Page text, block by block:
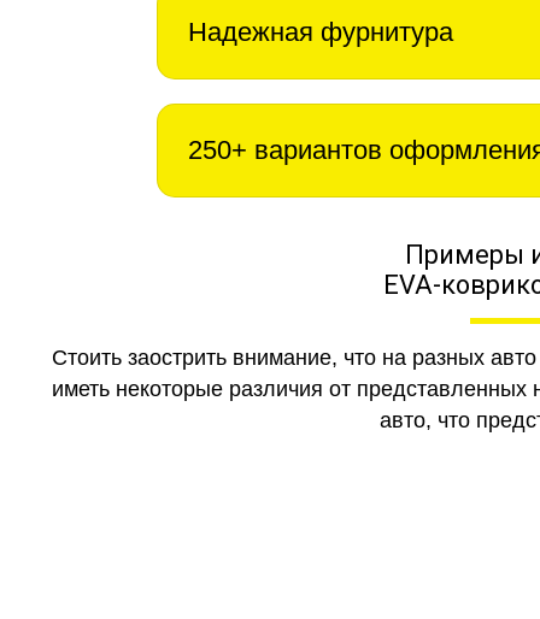
Надежная фурнитура
250+ вариантов
Примеры
EVA-
Стоить заострить внимание, что на разных
иметь некоторые различия от
авто, что